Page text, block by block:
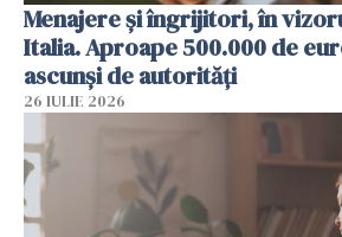
Menajere și îngrijitori, în
Italia. Aproape 500.000 de
ascunși de autorități
26 IULIE 2026